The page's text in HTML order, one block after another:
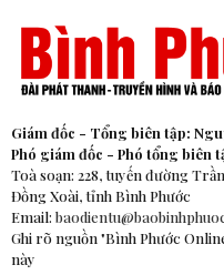
Giám đốc - Tổng biên tập:
Phó giám đốc - Phó tổng biên
Toà soạn: 228, tuyến đường
Đồng Xoài, tỉnh Bình Phước
Email:
Ghi rõ nguồn "Bình Phước
này